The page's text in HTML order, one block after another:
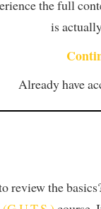
the full
is
Already have
review the